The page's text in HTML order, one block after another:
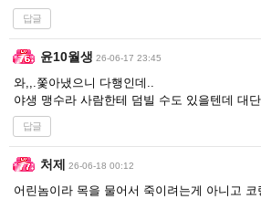
답글
윤10월생 26-06-17 23:45
와,,.쫓아냈으니 다행인데..
야생 맹수라 사람한테 덤빌 수도 있을텐데 대
답글
처제 26-06-18 00:12
어린놈이라 목을 물어서 죽이려는게 아니고